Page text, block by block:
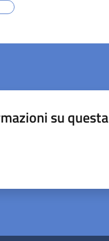
su questa